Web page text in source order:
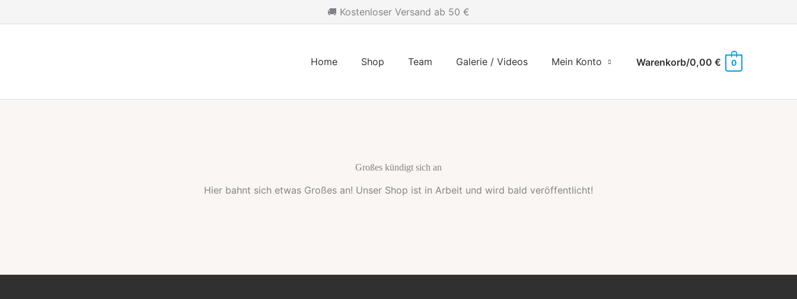
Inhalt
🚚 Kostenloser Versand ab 50 €
Home Shop Team Galerie / Videos Mein Konto Warenkorb/0,00€ 0
Großes kündigt sich an
Hier bahnt sich etwas Großes an! Unser Shop ist in Arbeit und wird bald veröffentlicht!